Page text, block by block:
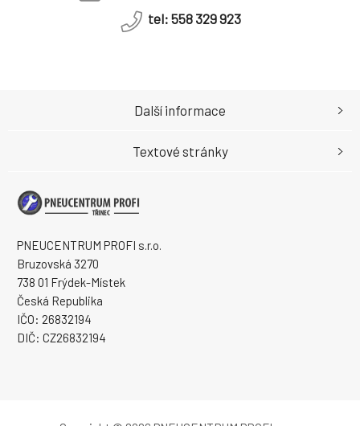
tel: 558 329 923
PNEUCENTRUM PROFI s.r.o.
Bruzovská 3270
738 01 Frýdek-Místek
Česká Republika
IČO: 26832194
DIČ: CZ26832194
Další informace
Textové stránky